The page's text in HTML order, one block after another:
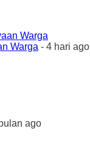
Warga - 4 hari ago
ago